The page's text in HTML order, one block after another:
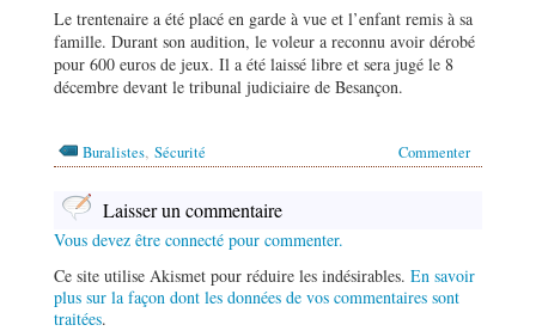
Le trentenaire a été placé en garde à vue et l’enfant remis à sa
famille. Durant son audition, le voleur a reconnu avoir dérobé
pour 600 euros de jeux. Il a été laissé libre et sera jugé le 8
décembre devant le tribunal judiciaire de Besançon.
Commenter
Buralistes, Sécurité
Laisser un commentaire
Vous devez être connecté pour commenter.
Ce site utilise Akismet pour réduire les indésirables. En savoir
plus sur la façon dont les données de vos commentaires sont
traitées.